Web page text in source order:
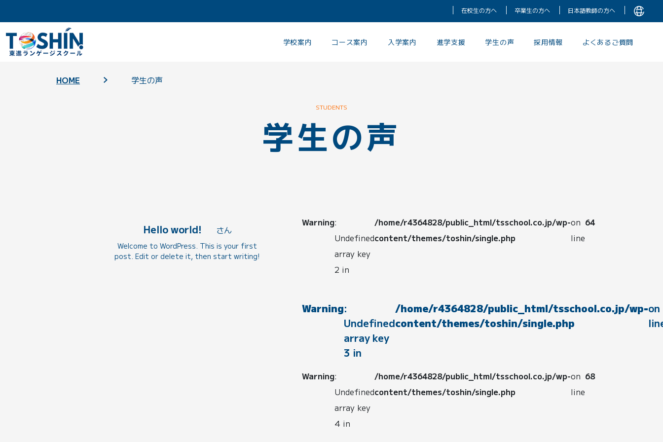
在校生の方へ 卒業生の方へ 日本語教師の方へ
学校案内 コース案内 入学案内 進学支援 学生の声 採用情報 よくあるご質問
HOME 学生の声
STUDENTS
学生の声
Hello world! さん
Welcome to WordPress. This is your first
post. Edit or delete it, then start writing!
Warning:
Undefined
array key
2 in
/home/r4364828/public_html/tsschool.co.jp/wp-
content/themes/toshin/single.php
on
line
64
Warning:
Undefined
array key
3 in
/home/r4364828/public_html/tsschool.co.jp/wp-
content/themes/toshin/single.php
on
Warning:
Undefined
array key
4 in
/home/r4364828/public_html/tsschool.co.jp/wp-
content/themes/toshin/single.php
on
line
68